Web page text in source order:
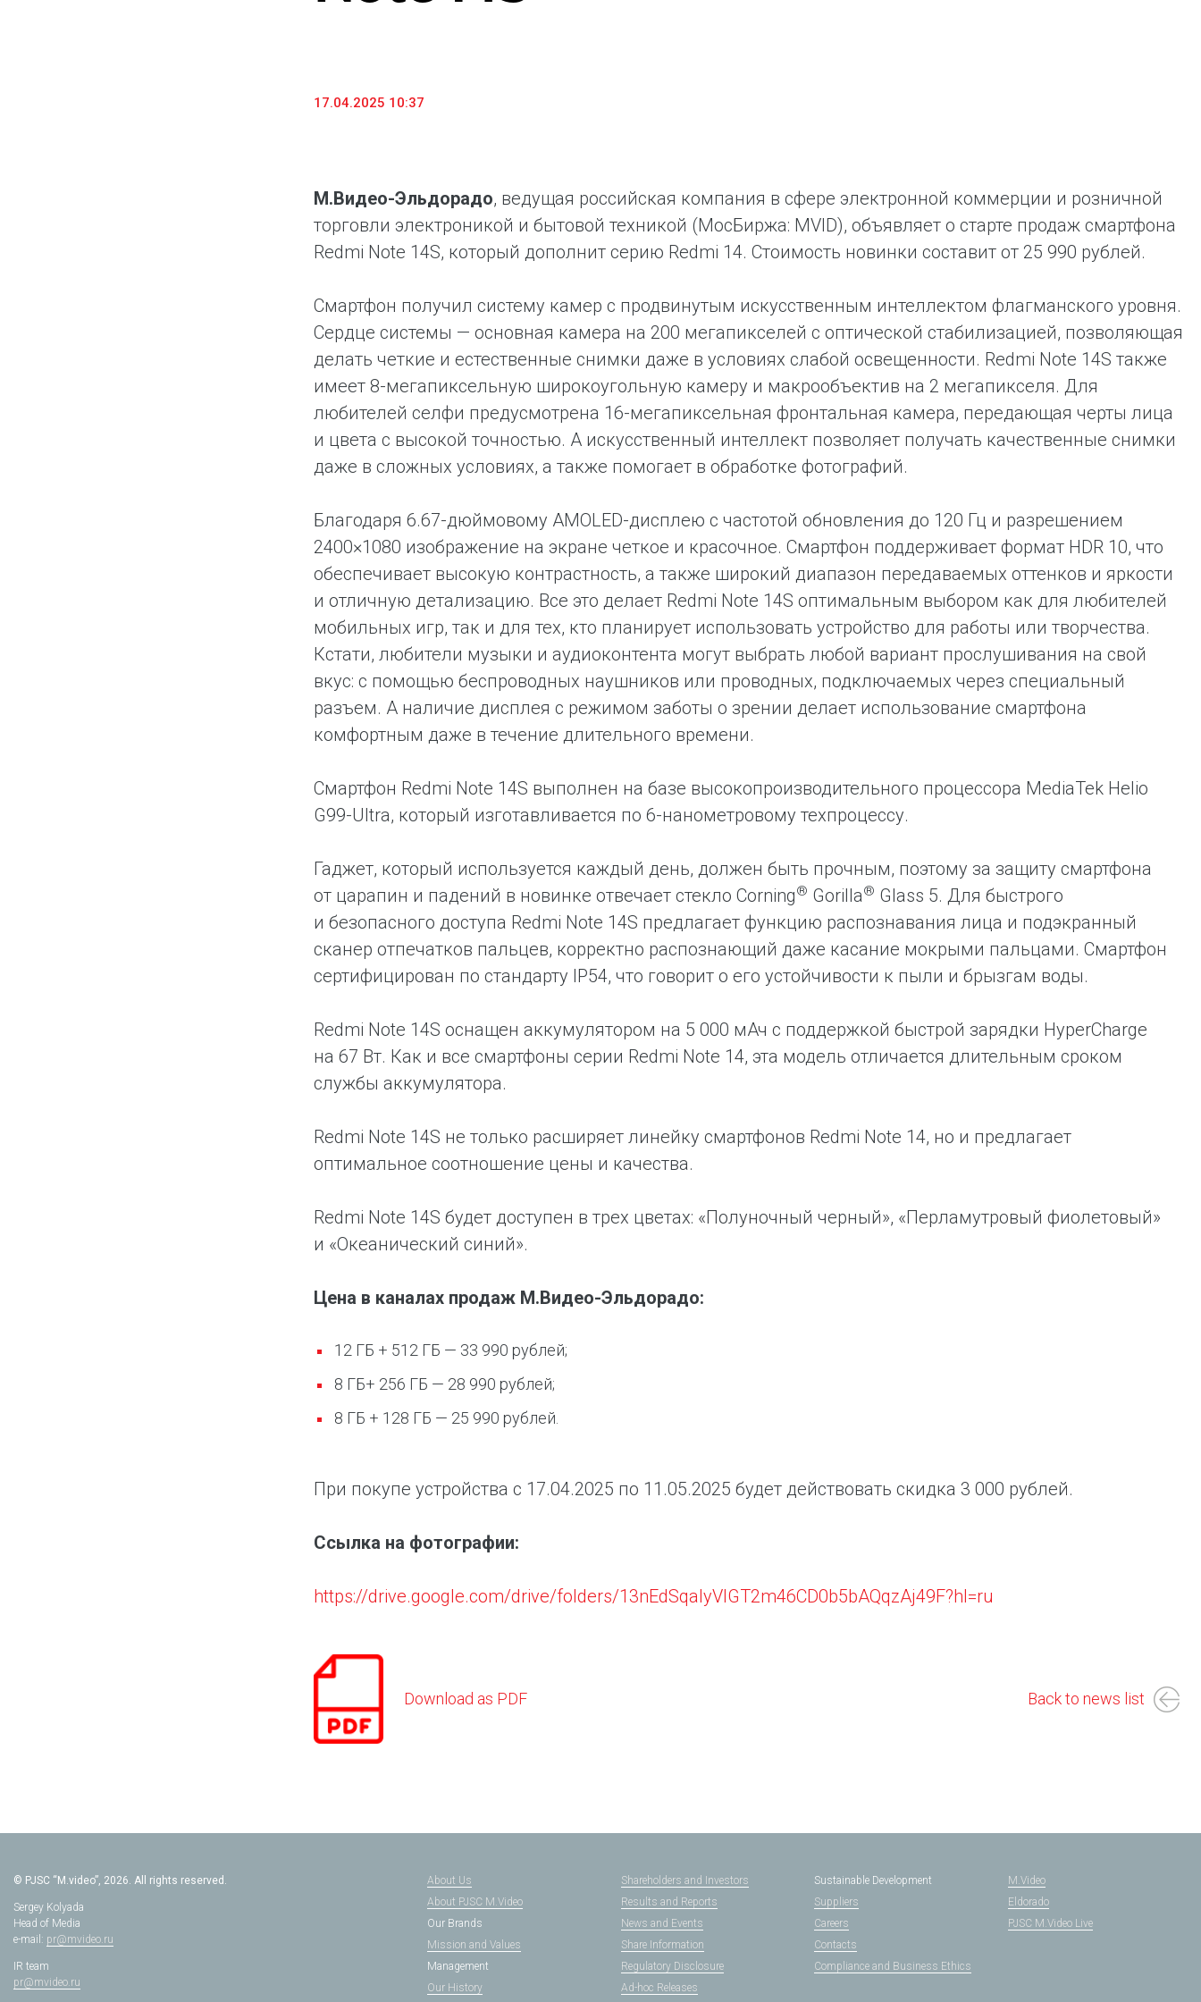
17.04.2025 10:37
М.Видео-Эльдорадо, ведущая российская компания в сфере электронной коммерции и розничной
торговли электроникой и бытовой техникой (МосБиржа: MVID), объявляет о старте продаж смартфона
Redmi Note 14S, который дополнит серию Redmi 14. Стоимость новинки составит от 25 990 рублей.
Смартфон получил систему камер с продвинутым искусственным интеллектом флагманского уровня.
Сердце системы — основная камера на 200 мегапикселей с оптической стабилизацией, позволяющая
делать четкие и естественные снимки даже в условиях слабой освещенности. Redmi Note 14S также
имеет 8-мегапиксельную широкоугольную камеру и макрообъектив на 2 мегапикселя. Для
любителей селфи предусмотрена 16-мегапиксельная фронтальная камера, передающая черты лица
и цвета с высокой точностью. А искусственный интеллект позволяет получать качественные снимки
даже в сложных условиях, а также помогает в обработке фотографий.
Благодаря 6.67-дюймовому AMOLED-дисплею с частотой обновления до 120 Гц и разрешением
2400×1080 изображение на экране четкое и красочное. Смартфон поддерживает формат HDR 10, что
обеспечивает высокую контрастность, а также широкий диапазон передаваемых оттенков и яркости
и отличную детализацию. Все это делает Redmi Note 14S оптимальным выбором как для любителей
мобильных игр, так и для тех, кто планирует использовать устройство для работы или творчества.
Кстати, любители музыки и аудиоконтента могут выбрать любой вариант прослушивания на свой
вкус: с помощью беспроводных наушников или проводных, подключаемых через специальный
разъем. А наличие дисплея с режимом заботы о зрении делает использование смартфона
комфортным даже в течение длительного времени.
Смартфон Redmi Note 14S выполнен на базе высокопроизводительного процессора MediaTek Helio
G99-Ultra, который изготавливается по 6-нанометровому техпроцессу.
Гаджет, который используется каждый день, должен быть прочным, поэтому за защиту смартфона
от царапин и падений в новинке отвечает стекло Corning® Gorilla® Glass 5. Для быстрого
и безопасного доступа Redmi Note 14S предлагает функцию распознавания лица и подэкранный
сканер отпечатков пальцев, корректно распознающий даже касание мокрыми пальцами. Смартфон
сертифицирован по стандарту IP54, что говорит о его устойчивости к пыли и брызгам воды.
Redmi Note 14S оснащен аккумулятором на 5 000 мАч с поддержкой быстрой зарядки HyperСharge
на 67 Вт. Как и все смартфоны серии Redmi Note 14, эта модель отличается длительным сроком
службы аккумулятора.
Redmi Note 14S не только расширяет линейку смартфонов Redmi Note 14, но и предлагает
оптимальное соотношение цены и качества.
Redmi Note 14S будет доступен в трех цветах: «Полуночный черный», «Перламутровый фиолетовый»
и «Океанический синий».
Цена в каналах продаж М.Видео-Эльдорадо:
12 ГБ + 512 ГБ — 33 990 рублей;
8 ГБ+ 256 ГБ — 28 990 рублей;
8 ГБ + 128 ГБ — 25 990 рублей.
При покупе устройства с 17.04.2025 по 11.05.2025 будет действовать скидка 3 000 рублей.
Ссылка на фотографии:
https://drive.google.com/drive/folders/13nEdSqaIyVIGT2m46CD0b5bAQqzAj49F?hl=ru
Download as PDF Back to news list
© PJSC “M.video”, 2026. All rights reserved.
Sergey Kolyada
Head of Media
e-mail: pr@mvideo.ru
IR team
pr@mvideo.ru
About Us
About PJSC M.Video
Our Brands
Mission and Values
Management
Our History
Shareholders and Investors
Results and Reports
News and Events
Share Information
Regulatory Disclosure
Ad-hoc Releases
Sustainable Development
Suppliers
Careers
Contacts
Compliance and Business Ethics
M.Video
Eldorado
PJSC M.Video Live